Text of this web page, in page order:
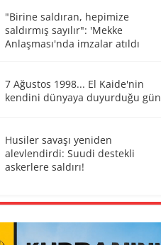
"Birine saldıran, hepimize
saldırmış sayılır": 'Mekke
Anlaşması'nda imzalar atıldı
7 Ağustos 1998... El Kaide'nin
kendini dünyaya duyurduğu gün
Husiler savaşı yeniden
alevlendirdi: Suudi destekli
askerlere saldırı!